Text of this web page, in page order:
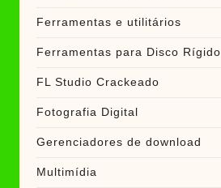
Ferramentas e utilitários
Ferramentas para Disco Rígido
FL Studio Crackeado
Fotografia Digital
Gerenciadores de download
Multimídia